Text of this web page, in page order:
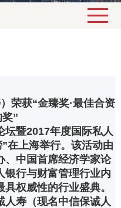
荣获“金臻奖·最佳合资
”
坛暨2017年度国际私人
在上海举行。该活动由
、中国首席经济学家论
银行与财富管理行业内
权威性的行业盛典。
人寿（现名中信保诚人